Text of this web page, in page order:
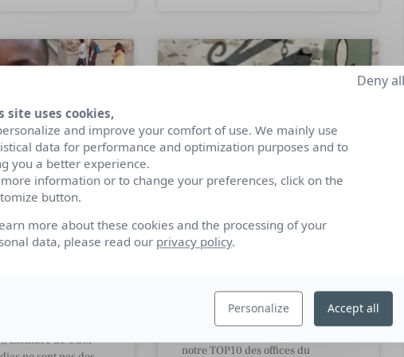
des
tendances :
membre de COM-
Top 10 des offices du
Tourisme en France
lieux de vacances ? Visitez les
notre TOP10 des offices du
site uses cookies,
and improve your comfort of use. We mainly use
data for performance and optimization purposes and to
you a better experience.
information or to change your preferences, click on the
button.
more about these cookies and the processing of your
data, please read our privacy policy.
Personalize
Deny all
Accept all